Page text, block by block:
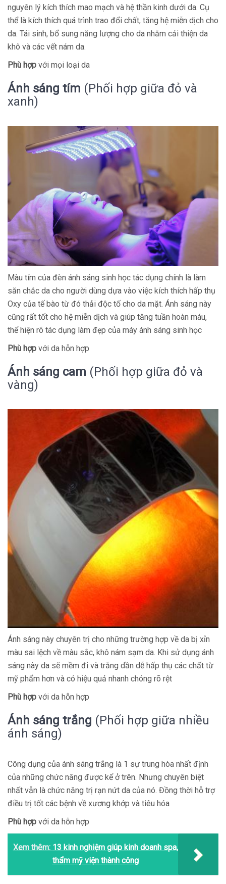
nguyên lý kích thích mao mạch và hệ thần kinh dưới da. Cụ
thể là kích thích quá trình trao đổi chất, tăng hệ miễn dịch cho
da. Tái sinh, bổ sung năng lượng cho da nhằm cải thiện da
khô và các vết nám da.
Phù hợp với mọi loại da
Ánh sáng tím (Phối hợp giữa đỏ và
xanh)
Màu tím của đèn ánh sáng sinh học tác dụng chính là làm
săn chắc da cho người dùng dựa vào việc kích thích hấp thụ
Oxy của tế bào từ đó thải độc tố cho da mặt. Ánh sáng này
cũng rất tốt cho hệ miễn dịch và giúp tăng tuần hoàn máu,
thể hiện rõ tác dụng làm đẹp của máy ánh sáng sinh học
Phù hợp với da hỗn hợp
Ánh sáng cam (Phối hợp giữa đỏ và
vàng)
Ánh sáng này chuyên trị cho những trường hợp về da bị xỉn
màu sai lệch về màu sắc, khô nám sạm da. Khi sử dụng ánh
sáng này da sẽ mềm đi và trắng dần dễ hấp thụ các chất từ
mỹ phẩm hơn và có hiệu quả nhanh chóng rõ rệt
Phù hợp với da hỗn hợp
Ánh sáng trắng (Phối hợp giữa nhiều
ánh sáng)
Công dụng của ánh sáng trắng là 1 sự trung hòa nhất định
của những chức năng được kể ở trên. Nhưng chuyên biệt
nhất vẫn là chức năng trị rạn nứt da của nó. Đồng thời hỗ trợ
điều trị tốt các bệnh về xương khớp và tiêu hóa
Phù hợp với da hỗn hợp
Xem thêm: 13 kinh nghiệm giúp kinh doanh spa,
thẩm mỹ viện thành công